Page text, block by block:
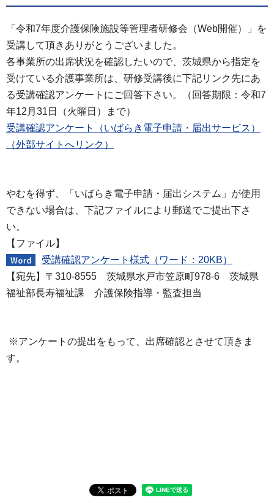
「令和7年度介護保険施設等管理者研修会（Web開催）」を
受講して頂きありがとうございました。
各事業所の出席状況を確認したいので、茨城県から指定を
受けている介護事業所は、研修受講後に下記リンク先にあ
る受講確認アンケートにご回答下さい。（回答期限：令和7
年12月31日（火曜日）まで）
受講確認アンケート（いばらき電子申請・届出サービス）
（外部サイトへリンク）
やむを得ず、「いばらき電子申請・届出システム」が使用
できない場合は、下記ファイルにより郵送でご提出下さ
い。
【ファイル】
受講確認アンケート様式（ワード：20KB）
【宛先】〒310-8555 茨城県水戸市笠原町978-6 茨城県
福祉部長寿福祉課 介護保険指導・監査担当
※アンケートの提出をもって、出席確認とさせて頂きま
す。